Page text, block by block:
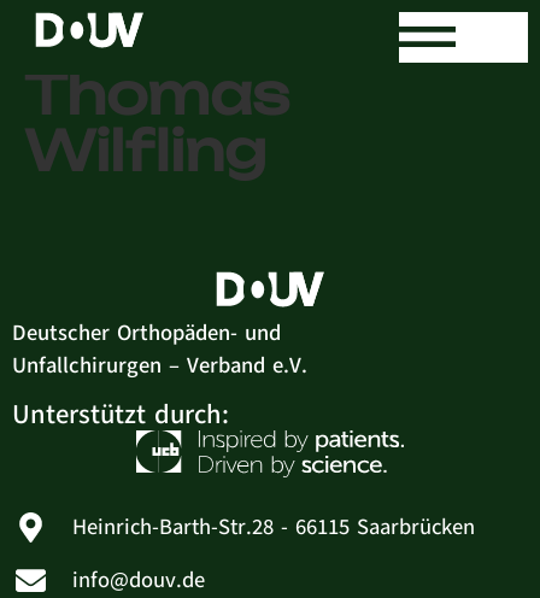
Dr. med.
Thomas
Wilﬂing
Deutscher Orthopäden- und
Unfallchirurgen – Verband e.V.
Unterstützt durch:
Heinrich-Barth-Str.28 - 66115 Saarbrücken
info@douv.de